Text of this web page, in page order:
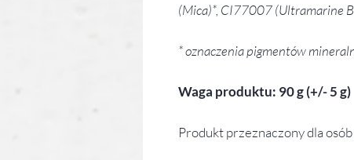
(Mica)*, CI77007 (Ultramarine
* oznaczenia pigmentów
Waga produktu: 90 g (+/- 5 g)
Produkt przeznaczony dla